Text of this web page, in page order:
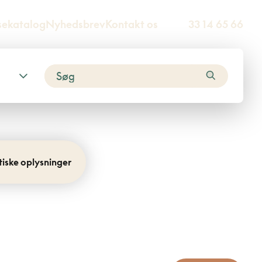
NyhedsbrevKontakt os 33 14 65 66
oplysninger